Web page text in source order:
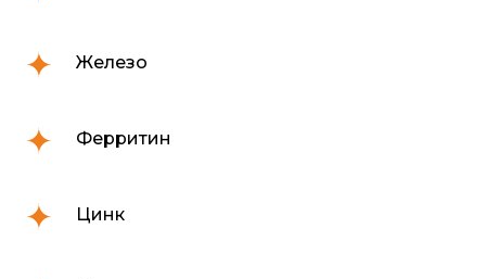
Железо
Ферритин
Цинк